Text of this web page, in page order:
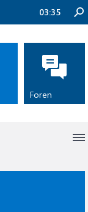
03:35
Foren